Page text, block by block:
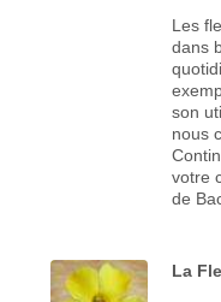
Les
dans
son
nous
votre
de
La